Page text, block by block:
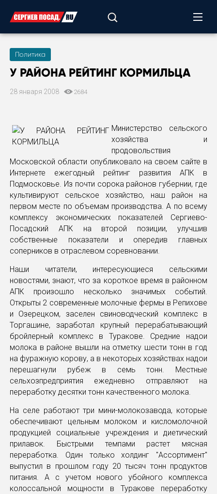
Политика
У РАЙОНА РЕЙТИНГ КОРМИЛЬЦА
28 января 2008 2684
Министерство сельского
хозяйства и
продовольствия
Московской области опубликовало на своем сайте в
Интернете ежегодный рейтинг развития АПК в
Подмосковье. Из почти сорока районов губернии, где
культивируют сельское хозяйство, наш район на
первом месте по объемам производства. А по всему
комплексу экономических показателей Сергиево-
Посадский АПК на второй позиции, улучшив
собственные показатели и опередив главных
соперников в отраслевом соревновании.
Наши читатели, интересующиеся сельскими
новостями, знают, что за короткое время в районном
АПК произошло несколько значимых событий.
Открыты 2 современные молочные фермы в Репихове
и Озерецком, заселен свиноводческий комплекс в
Торгашине, заработал крупный перерабатывающий
бройлерный комплекс в Туракове. Средние надои
молока в районе вышли на отметку шести тонн в год
на фуражную корову, а в некоторых хозяйствах надои
перешагнули рубеж в семь тонн. Местные
сельхозпредприятия ежедневно отправляют на
переработку десятки тонн качественного молока.
На селе работают три мини-молокозавода, которые
обеспечивают цельным молоком и кисломолочной
продукцией социальные учреждения и диетический
прилавок. Быстрыми темпами растет мясная
переработка. Один только холдинг "Ассортимент"
выпустил в прошлом году 20 тысяч тонн продуктов
питания. А с учетом нового убойного комплекса
колоссальной мощности в Туракове переработку